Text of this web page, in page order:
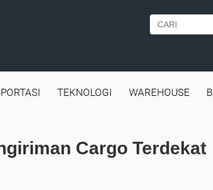
TEKNOLOGI WAREHOUSE
Cargo Terdekat